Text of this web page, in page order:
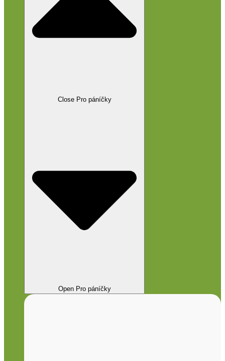
Close Pro páníčky
Open Pro páníčky